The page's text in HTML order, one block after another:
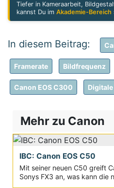
Tiefer in Kameraarbeit,
kannst Du imAkademie-Bereich
Framerate Bildfrequenz
Canon EOS C300
Mehr zu Canon
IBC: Canon EOS C50
Mit seiner neuen C50 greift
Sonys FX3 an, was kann die